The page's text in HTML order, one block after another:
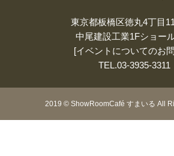
東京都板橋区徳丸4丁目
中尾建設工業1Fショー
[イベントについてのお
TEL.03-3935-3311
2019 © ShowRoomCafé すまいる All